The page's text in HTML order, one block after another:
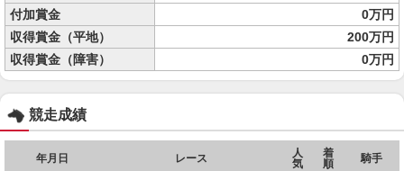
付加賞金
0万円
収得賞金（平地）
200万円
収得賞金（障害）
0万円
競走成績
年月日 レース
人
気
着
順
騎手